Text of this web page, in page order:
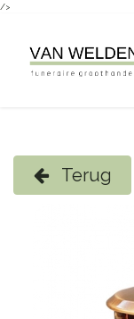
/>
Terug